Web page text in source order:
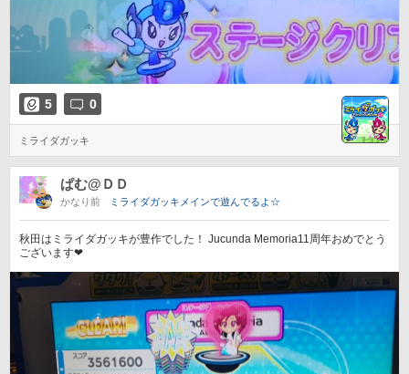
5 0
ミライダガッキ
ぱむ@ＤＤ
かなり前 ミライダガッキメインで遊んでるよ☆
秋田はミライダガッキが豊作でした！ Jucunda Memoria11周年おめでとう
ございます❤